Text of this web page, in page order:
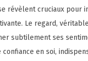
révèlent cruciaux pour
Le regard,
subtilement ses
en soi,